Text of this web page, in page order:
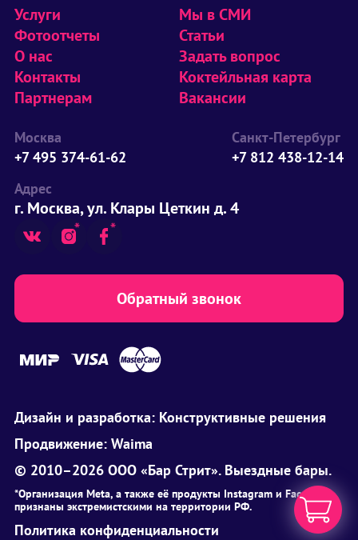
Услуги
Фотоотчеты
О нас
Контакты
Партнерам
Мы в СМИ
Статьи
Задать вопрос
Коктейльная карта
Вакансии
Москва
+7 495 374-61-62
Санкт-Петербург
+7 812 438-12-14
Адрес
г. Москва, ул. Клары Цеткин д. 4
Обратный звонок
Дизайн и разработка: Конструктивные решения
Продвижение: Waima
© 2010–2026 ООО «Бар Стрит». Выездные бары.
*Организация Meta, а также её продукты Instagram и Facebook
признаны экстремистскими на территории РФ.
Политика конфиденциальности